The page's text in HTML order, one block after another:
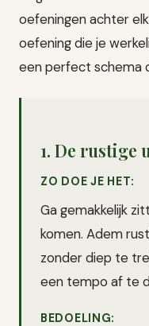
oefeningen achter
oefening die je
een perfect schema
1. De rustige
ZO DOE JE HET:
Ga gemakkelijk
komen. Adem
zonder diep te
een tempo af te
BEDOELING: